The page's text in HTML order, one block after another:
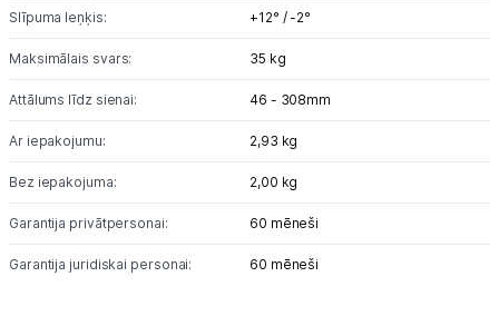
Kontakti
Slīpuma leņķis: +12° / -2°
Maksimālais svars: 35 kg
Attālums līdz sienai: 46 - 308mm
Ar iepakojumu: 2,93 kg
Bez iepakojuma: 2,00 kg
Garantija privātpersonai: 60 mēneši
Garantija juridiskai personai: 60 mēneši